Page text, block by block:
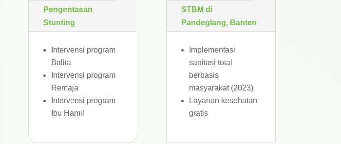
Pengentasan
Stunting
Intervensi program
Balita
Intervensi program
Remaja
Intervensi program
Ibu Hamil
STBM di
Pandeglang, Banten
Implementasi
sanitasi total
berbasis
masyarakat (2023)
Layanan kesehatan
gratis